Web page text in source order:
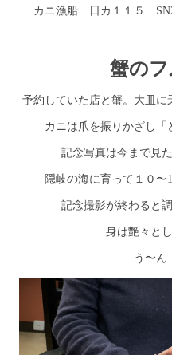
カニ漁船 日カ１１５
蟹の
予約していた店と蟹。大皿に
カニは爪を振りかざし「
記念写真は今まで見
隠岐の海に育って１０〜
記念撮影が終わると
身は艶々と
う〜ん